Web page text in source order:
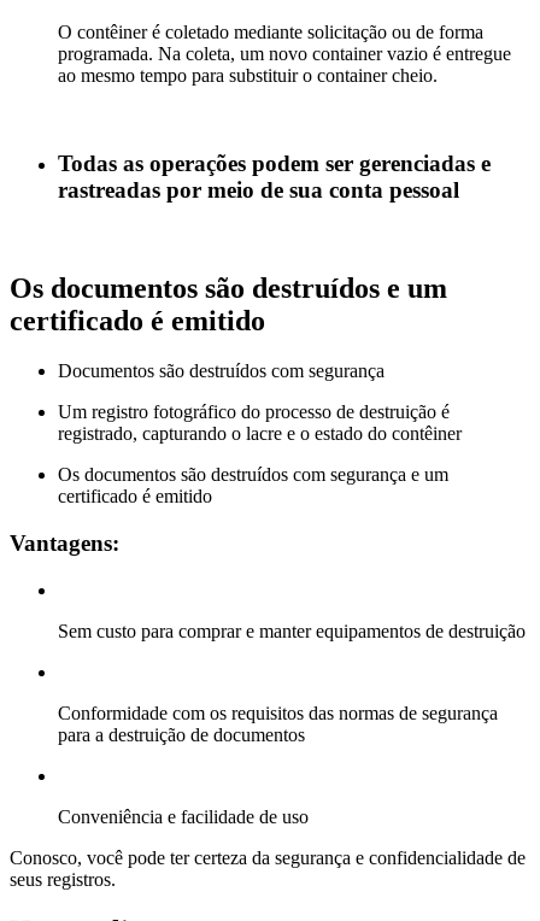
O contêiner é coletado mediante solicitação ou de forma
programada. Na coleta, um novo container vazio é entregue
ao mesmo tempo para substituir o container cheio.
Todas as operações podem ser gerenciadas e
rastreadas por meio de sua conta pessoal
Os documentos são destruídos e um
certificado é emitido
Documentos são destruídos com segurança
Um registro fotográfico do processo de destruição é
registrado, capturando o lacre e o estado do contêiner
Os documentos são destruídos com segurança e um
certificado é emitido
Vantagens:
Sem custo para comprar e manter equipamentos de destruição
Conformidade com os requisitos das normas de segurança
para a destruição de documentos
Conveniência e facilidade de uso
Conosco, você pode ter certeza da segurança e confidencialidade de
seus registros.